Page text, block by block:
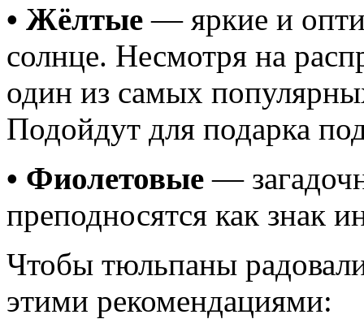
• Жёлтые — яркие и
солнце. Несмотря на
один из самых
Подойдут для подарка
• Фиолетовые —
преподносятся как знак
Чтобы тюльпаны
этими рекомендациями: